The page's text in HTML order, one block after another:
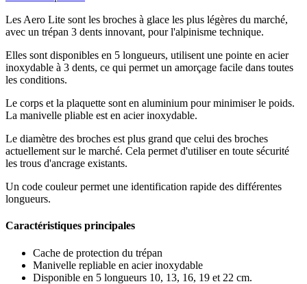
Les Aero Lite sont les broches à glace les plus légères du marché,
avec un trépan 3 dents innovant, pour l'alpinisme technique.
Elles sont disponibles en 5 longueurs, utilisent une pointe en acier
inoxydable à 3 dents, ce qui permet un amorçage facile dans toutes
les conditions.
Le corps et la plaquette sont en aluminium pour minimiser le poids.
La manivelle pliable est en acier inoxydable.
Le diamètre des broches est plus grand que celui des broches
actuellement sur le marché. Cela permet d'utiliser en toute sécurité
les trous d'ancrage existants.
Un code couleur permet une identification rapide des différentes
longueurs.
Caractéristiques principales
Cache de protection du trépan
Manivelle repliable en acier inoxydable
Disponible en 5 longueurs 10, 13, 16, 19 et 22 cm.